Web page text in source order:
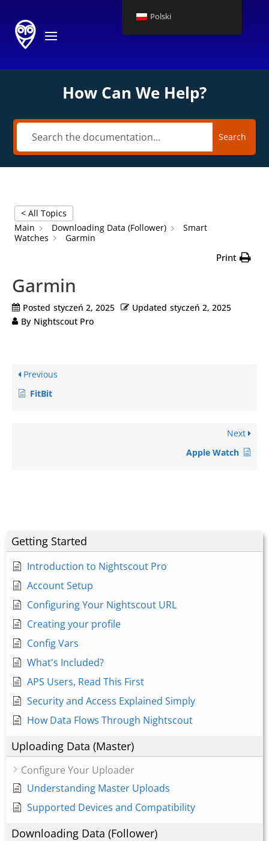
How Can We Help?
Search
Getting Started
Introduction to Nightscout Pro
Account Setup
Configuring Your Nightscout URL
Creating your profile
Config Vars
What's Included?
APS Users, Read This First
Security and Access Explained Simply
How Data Flows Through Nightscout
Uploading Data (Master)
Configure Your Uploader
Understanding Master Uploads
Supported Devices and Compatibility
Downloading Data (Follower)
< All Topics
Main
Downloading Data (Follower)
Smart
Watches
Garmin
Print
Garmin
Posted styczeń 2, 2025 Updated styczeń 2, 2025
By Nightscout Pro
Previous
FitBit
Next
Apple Watch
Polski